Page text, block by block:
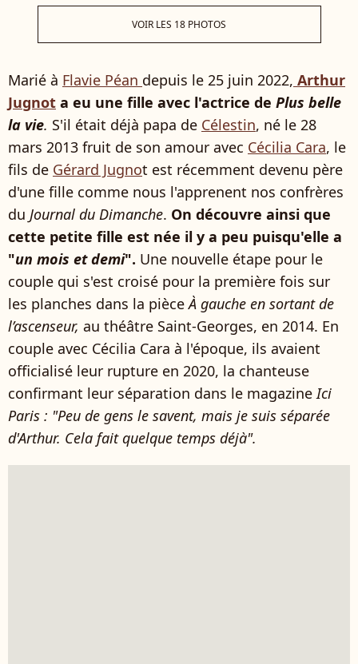
VOIR LES 18 PHOTOS
Marié à Flavie Péan depuis le 25 juin 2022, Arthur
Jugnot a eu une fille avec l'actrice de Plus belle
la vie. S'il était déjà papa de Célestin, né le 28
mars 2013 fruit de son amour avec Cécilia Cara, le
fils de Gérard Jugnot est récemment devenu père
d'une fille comme nous l'apprenent nos confrères
du Journal du Dimanche. On découvre ainsi que
cette petite fille est née il y a peu puisqu'elle a
"un mois et demi". Une nouvelle étape pour le
couple qui s'est croisé pour la première fois sur
les planches dans la pièceÀ gauche en sortant de
l’ascenseur, au théâtre Saint-Georges, en 2014. En
couple avec Cécilia Cara à l'époque, ils avaient
officialisé leur rupture en 2020, la chanteuse
confirmant leur séparation dans le magazineIci
Paris : "Peu de gens le savent, mais je suis séparée
d'Arthur. Cela fait quelque temps déjà".